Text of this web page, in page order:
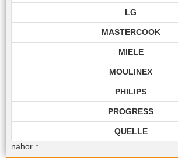
LG
MASTERCOOK
MIELE
MOULINEX
PHILIPS
PROGRESS
QUELLE
nahor↑